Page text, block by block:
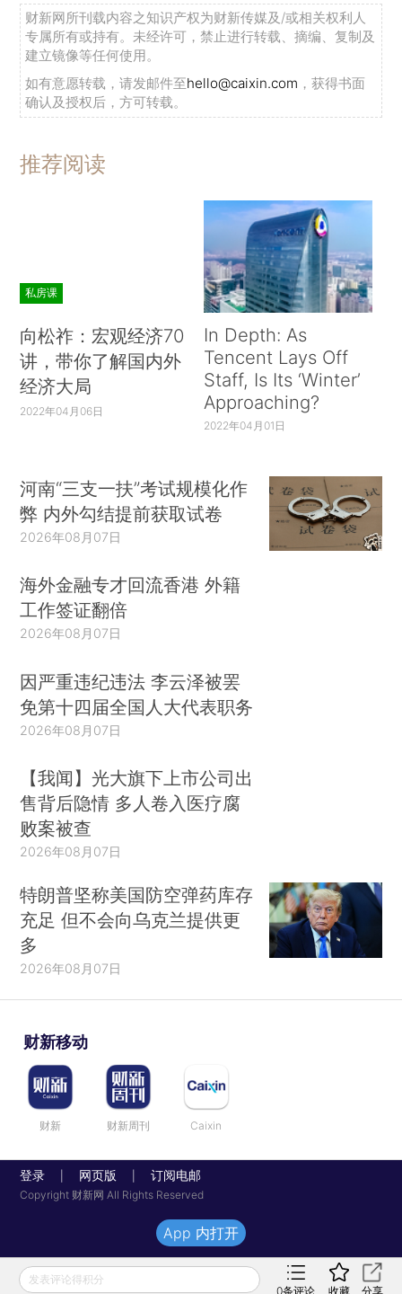
财新网所刊载内容之知识产权为财新传媒及/或相关权利人
专属所有或持有。未经许可，禁止进行转载、摘编、复制及
建立镜像等任何使用。
如有意愿转载，请发邮件至hello@caixin.com ，获得书面
确认及授权后，方可转载。
推荐阅读
私房课
向松祚：宏观经济70
讲，带你了解国内外
经济大局
2022年04月06日
In Depth: As
Tencent Lays Off
Staff, Is Its ‘Winter’
Approaching?
2022年04月01日
河南“三支一扶”考试规模化作
弊 内外勾结提前获取试卷
2026年08月07日
海外金融专才回流香港 外籍
工作签证翻倍
2026年08月07日
因严重违纪违法 李云泽被罢
免第十四届全国人大代表职务
2026年08月07日
【我闻】光大旗下上市公司出
售背后隐情 多人卷入医疗腐
败案被查
2026年08月07日
特朗普坚称美国防空弹药库存
充足 但不会向乌克兰提供更
多
2026年08月07日
财新移动
财新 财新周刊 Caixin
登录 网页版 订阅电邮
Copyright 财新网 All Rights Reserved
发表评论得积分
0条评论 收藏 分享
App 内打开